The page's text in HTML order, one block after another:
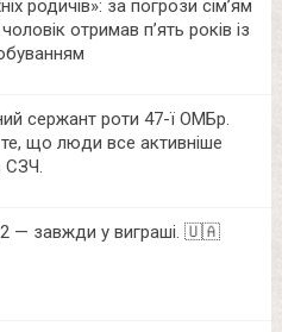
родичів»: за погрози сім’ям
отримав п’ять років із
сержант роти 47-ї ОМБр.
що люди все активніше
СЗЧ.
— завжди у виграші. 🇺🇦